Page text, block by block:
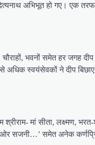
अभिभूत हो गए। एक
भवनों समेत हर जगह
से अधिक स्वयंसेवकों ने दीप
मां सीता, लक्ष्मण,
सजनी…’ समेत अनेक